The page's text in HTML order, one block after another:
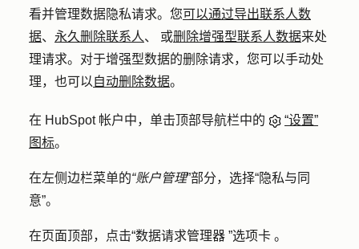
看并管理数据隐私请求。您可以通过导出联系人数
据、 永久删除联系人、 或删除增强型联系人数据来处
理请求。对于增强型数据的删除请求，您可以手动处
理，也可以 自动删除数据。
在 HubSpot 帐户中，单击顶部导航栏中的
“设置”
图标。
在左侧边栏菜单的“账户管理”部分，选择“隐私与同
意”。
在页面顶部，点击“数据请求管理器 ”选项卡 。